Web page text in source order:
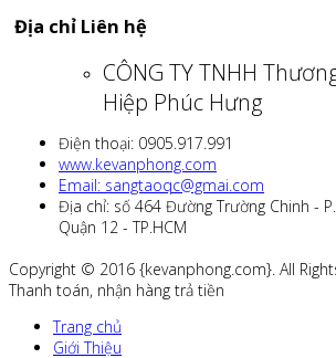
Địa chỉ Liên hệ
CÔNG TY TNHH
Hiệp Phúc Hưng
Điện thoại: 0905.917.991
www.kevanphong.com
Email: sangtaoqc@gmai.com
Địa chỉ: số 464 Đường Trường Chinh -
Quận 12 - TP.HCM
Copyright © 2016 {kevanphong.com}. All
Thanh toán, nhận hàng trả tiền
Trang chủ
Giới Thiệu